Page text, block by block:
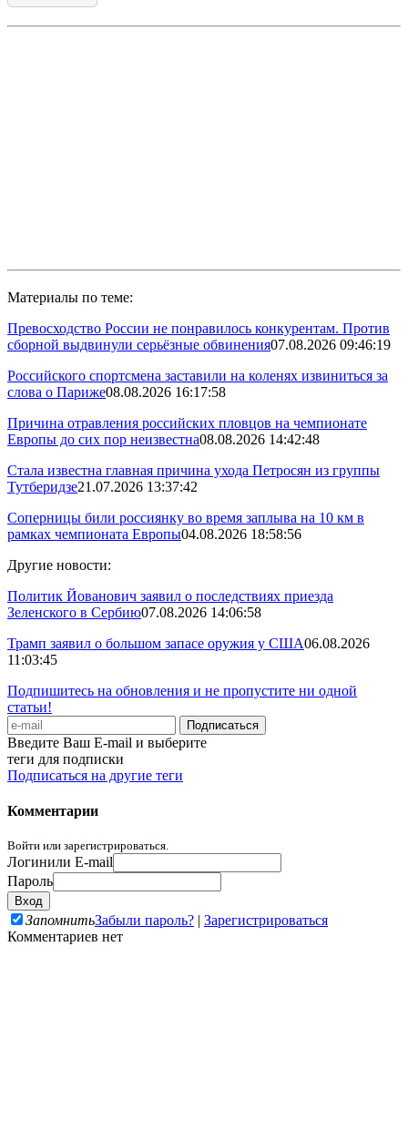
Материалы по теме:
Превосходство России не понравилось конкурентам. Против
сборной выдвинули серьёзные обвинения07.08.2026 09:46:19
Российского спортсмена заставили на коленях извиниться за
слова о Париже08.08.2026 16:17:58
Причина отравления российских пловцов на чемпионате
Европы до сих пор неизвестна08.08.2026 14:42:48
Стала известна главная причина ухода Петросян из группы
Тутберидзе21.07.2026 13:37:42
Соперницы били россиянку во время заплыва на 10 км в
рамках чемпионата Европы04.08.2026 18:58:56
Другие новости:
Политик Йованович заявил о последствиях приезда
Зеленского в Сербию07.08.2026 14:06:58
Трамп заявил о большом запасе оружия у США06.08.2026
11:03:45
Подпишитесь на обновления и не пропустите ни одной
статьи!
Введите Ваш E-mail и выберите
теги для подписки
Подписаться на другие теги
Комментарии
Войти или зарегистрироваться.
Логинили E-mail
Пароль
ЗапомнитьЗабыли пароль? | Зарегистрироваться
Комментариев нет